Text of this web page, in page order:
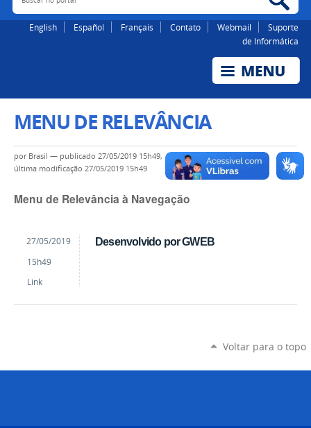
English Español Français Contato Webmail
Suporte
de Informática
MENU DE RELEVÂNCIA
por Brasil — publicado 27/05/2019 15h49,
última modificação 27/05/2019 15h49
Menu de Relevância à Navegação
Desenvolvido por GWEB
publicado
27/05/2019
15h49
Link
Voltar para o topo